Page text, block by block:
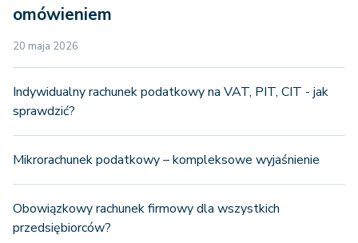
omówieniem
20 maja 2026
Indywidualny rachunek podatkowy na VAT, PIT, CIT - jak
sprawdzić?
Mikrorachunek podatkowy – kompleksowe wyjaśnienie
Obowiązkowy rachunek firmowy dla wszystkich
przedsiębiorców?